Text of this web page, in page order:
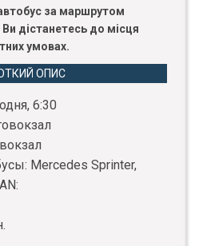
за маршрутом
дістанетесь до місця
умовах.
ОПИС
6:30
Mercedes Sprinter,